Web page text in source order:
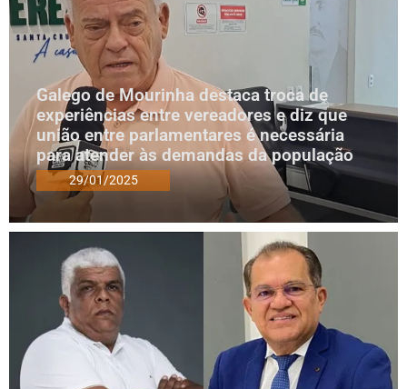
Galego de Mourinha destaca troca de
experiências entre vereadores e diz que
união entre parlamentares é necessária
para atender às demandas da população
29/01/2025